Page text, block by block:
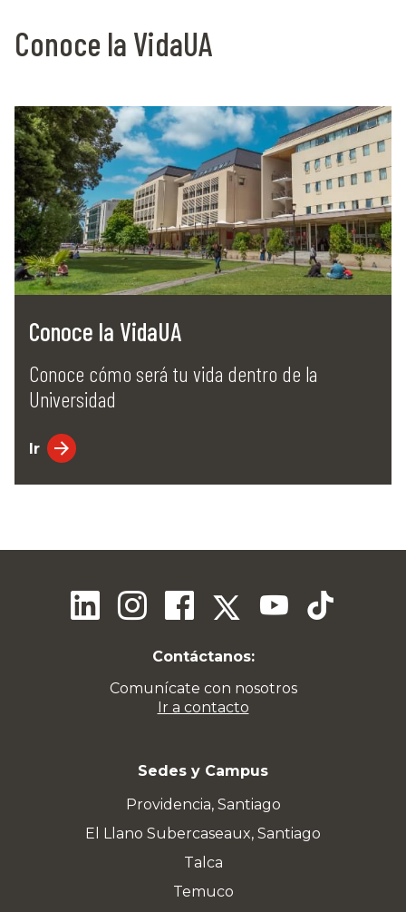
Conoce la VidaUA
Conoce la VidaUA
Conoce cómo será tu vida dentro de la
Universidad
Ir
Contáctanos:
Comunícate con nosotros
Ir a contacto
Sedes y Campus
Providencia, Santiago
El Llano Subercaseaux, Santiago
Talca
Temuco